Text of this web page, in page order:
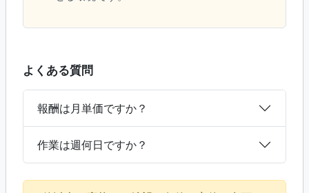
よくある質問
報酬は月単価ですか？
作業は週何日ですか？